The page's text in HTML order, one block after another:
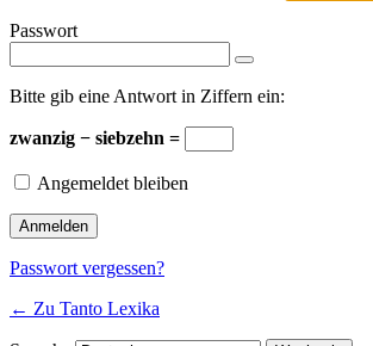
Passwort
Bitte gib eine Antwort in Ziffern ein:
zwanzig − siebzehn =
Angemeldet bleiben
Passwort vergessen?
← Zu Tanto Lexika